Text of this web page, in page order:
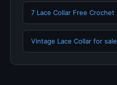
7 Lace Collar Free Crochet
Vintage Lace Collar for